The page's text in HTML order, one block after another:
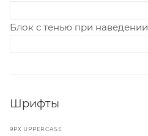
Блок с тенью при наведении
Шрифты
9PX UPPERCASE